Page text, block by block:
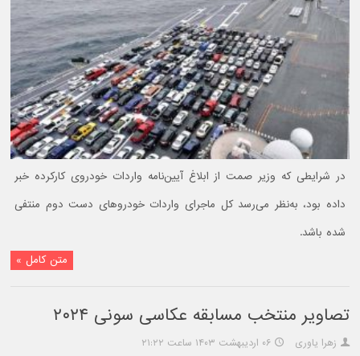
در شرایطی که وزیر صمت از ابلاغ آیین‌نامه واردات خودروی کارکرده خبر
داده بود، به‌نظر می‌رسد کل ماجرای واردات خودروهای دست دوم منتفی
شده باشد.
متن کامل »
تصاویر منتخب مسابقه عکاسی سونی ۲۰۲۴
زهرا یاوری ۰۶ اردیبهشت ۱۴۰۳ ساعت ۲۱:۲۲